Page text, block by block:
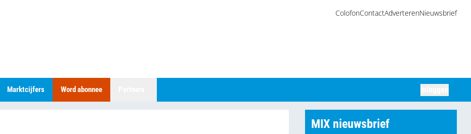
ColofonContactAdverterenNieuwsbrief
Marktcijfers Word abonnee
MIX nieuwsbrief